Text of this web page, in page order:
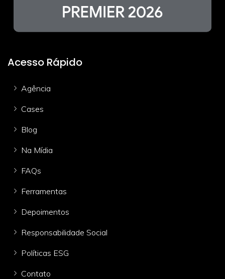
Acesso Rápido
Agência
Cases
Blog
Na Mídia
FAQs
Ferramentas
Depoimentos
Responsabilidade Social
Políticas ESG
Contato